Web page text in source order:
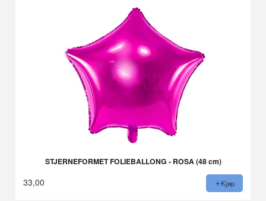
STJERNEFORMET FOLIEBALLONG - ROSA (48 cm)
33,00 Kjøp